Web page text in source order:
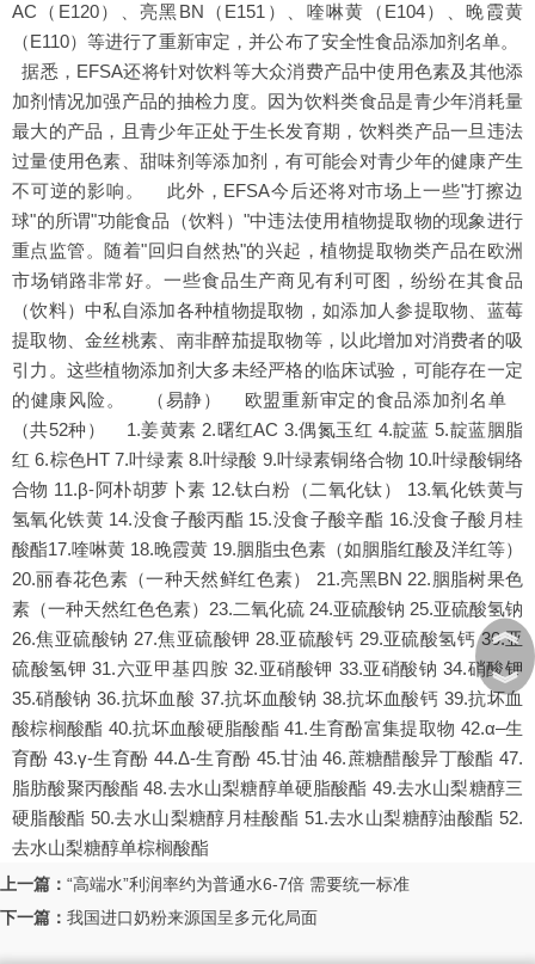
AC（E120）、亮黑BN（E151）、喹啉黄（E104）、晚霞黄
（E110）等进行了重新审定，并公布了安全性食品添加剂名单。
据悉，EFSA还将针对饮料等大众消费产品中使用色素及其他添
加剂情况加强产品的抽检力度。因为饮料类食品是青少年消耗量
最大的产品，且青少年正处于生长发育期，饮料类产品一旦违法
过量使用色素、甜味剂等添加剂，有可能会对青少年的健康产生
不可逆的影响。 此外，EFSA今后还将对市场上一些"打擦边
球"的所谓"功能食品（饮料）"中违法使用植物提取物的现象进行
重点监管。随着"回归自然热"的兴起，植物提取物类产品在欧洲
市场销路非常好。一些食品生产商见有利可图，纷纷在其食品
（饮料）中私自添加各种植物提取物，如添加人参提取物、蓝莓
提取物、金丝桃素、南非醉茄提取物等，以此增加对消费者的吸
引力。这些植物添加剂大多未经严格的临床试验，可能存在一定
的健康风险。 （易静） 欧盟重新审定的食品添加剂名单
（共52种） 1.姜黄素 2.曙红AC 3.偶氮玉红 4.靛蓝 5.靛蓝胭脂
红 6.棕色HT 7.叶绿素 8.叶绿酸 9.叶绿素铜络合物 10.叶绿酸铜络
合物 11.β-阿朴胡萝卜素 12.钛白粉（二氧化钛） 13.氧化铁黄与
氢氧化铁黄 14.没食子酸丙酯 15.没食子酸辛酯 16.没食子酸月桂
酸酯17.喹啉黄 18.晚霞黄 19.胭脂虫色素（如胭脂红酸及洋红等）
20.丽春花色素（一种天然鲜红色素） 21.亮黑BN 22.胭脂树果色
素（一种天然红色色素）23.二氧化硫 24.亚硫酸钠 25.亚硫酸氢钠
26.焦亚硫酸钠 27.焦亚硫酸钾 28.亚硫酸钙 29.亚硫酸氢钙 30.亚
硫酸氢钾 31.六亚甲基四胺 32.亚硝酸钾 33.亚硝酸钠 34.硝酸钾
35.硝酸钠 36.抗坏血酸 37.抗坏血酸钠 38.抗坏血酸钙 39.抗坏血
酸棕榈酸酯 40.抗坏血酸硬脂酸酯 41.生育酚富集提取物 42.α–生
育酚 43.γ-生育酚 44.Δ-生育酚 45.甘油 46.蔗糖醋酸异丁酸酯 47.
脂肪酸聚丙酸酯 48.去水山梨糖醇单硬脂酸酯 49.去水山梨糖醇三
硬脂酸酯 50.去水山梨糖醇月桂酸酯 51.去水山梨糖醇油酸酯 52.
去水山梨糖醇单棕榈酸酯
上一篇： “高端水”利润率约为普通水6-7倍 需要统一标准
下一篇： 我国进口奶粉来源国呈多元化局面
︽
︾